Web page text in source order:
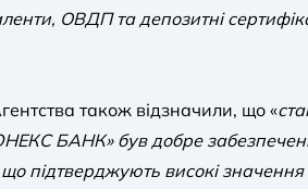
ОВДП та депозитні
також відзначили, що «
БАНК» був добре
підтверджують високі